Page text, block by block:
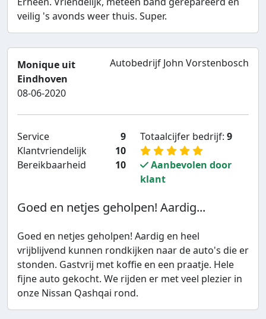
veilig 's avonds weer thuis. Super.
Monique uit
Eindhoven
08-06-2020
Autobedrijf John Vorstenbosch
Service
9
Klantvriendelijk
10
Bereikbaarheid
10
Totaalcijfer bedrijf: 9
Aanbevolen door
klant
Goed en netjes geholpen! Aardig...
Goed en netjes geholpen! Aardig en heel
vrijblijvend kunnen rondkijken naar de auto's die er
stonden. Gastvrij met koffie en een praatje. Hele
fijne auto gekocht. We rijden er met veel plezier in
onze Nissan Qashqai rond.